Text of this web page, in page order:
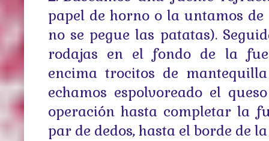
papel de horno o la untamos
no se pegue las patatas).
rodajas en el fondo de la
encima trocitos de
echamos espolvoreado el
operación hasta completar la
par de dedos, hasta el borde de